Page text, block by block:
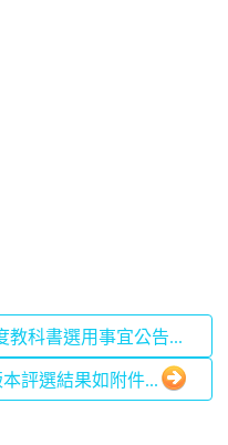
教科書選用事宜公告...
評選結果如附件...